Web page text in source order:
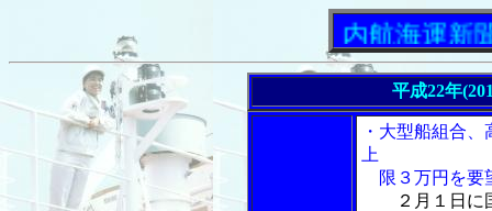
「内航海運新聞」ニ
平成22年
・大型船組合
上
限３万円を要
２月１日